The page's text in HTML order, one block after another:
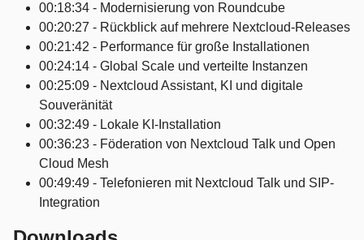
00:18:34 - Modernisierung von Roundcube
00:20:27 - Rückblick auf mehrere Nextcloud-Releases
00:21:42 - Performance für große Installationen
00:24:14 - Global Scale und verteilte Instanzen
00:25:09 - Nextcloud Assistant, KI und digitale
Souveränität
00:32:49 - Lokale KI-Installation
00:36:23 - Föderation von Nextcloud Talk und Open
Cloud Mesh
00:49:49 - Telefonieren mit Nextcloud Talk und SIP-
Integration